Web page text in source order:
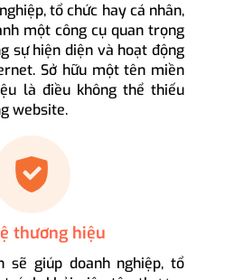
tổ chức hay cá nhân,
một công cụ quan trọng
sự hiện diện và hoạt động
Sở hữu một tên miền
là điều không thể thiếu
website.
thương hiệu
sẽ giúp doanh nghiệp, tổ